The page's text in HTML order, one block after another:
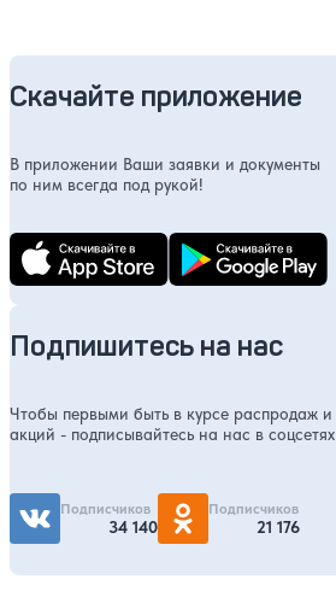
Скачайте приложение
В приложении Ваши заявки и документы
по ним всегда под рукой!
Подпишитесь на нас
Чтобы первыми быть в курсе распродаж и
акций - подписывайтесь на нас в соцсетях
Подписчиков
34 140
Подписчиков
21 176